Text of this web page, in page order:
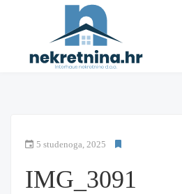
5 studenoga, 2025
IMG_3091